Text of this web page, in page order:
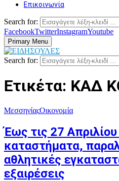
Επικοινωνία
Search for:
FacebookTwitterInstagramYoutube
Primary Menu
Search for:
Ετικέτα: ΚΑΔ
ΜεσσηνίαςΟικονομία
Έως τις 27
καταστήματα,
αθλητικές
εξαιρέσεις